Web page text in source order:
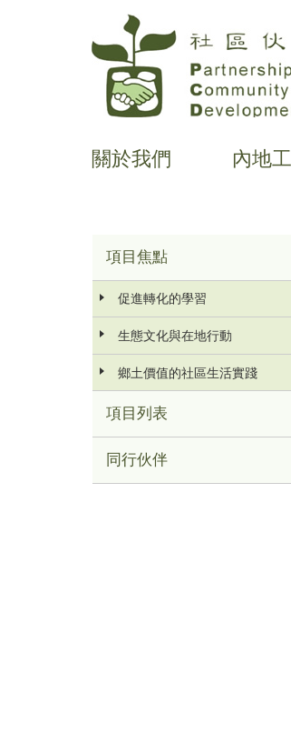
關於我們 內地
內
地
工
作
項目焦點
促進轉化的學習
生態文化與在地行動
鄉土價值的社區生活實踐
項目列表
同行伙伴